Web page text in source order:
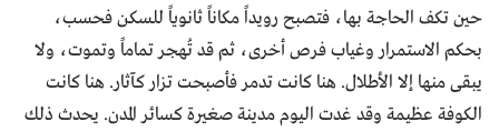
حين تكف الحاجة بها، فتصبح رويداً مكاناً ثانوياً للسكن فحسب،
بحكم الاستمرار وغياب فرص أخرى، ثم قد تُهجر تماماً وتموت، ولا
يبقى منها إلا الأطلال. هنا كانت تدمر فأصبحت تزار كآثار. هنا كانت
الكوفة عظيمة وقد غدت اليوم مدينة صغيرة كسائر المدن. يحدث ذلك